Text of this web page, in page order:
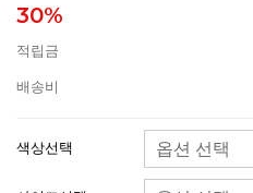
30%
적립금
배송비
색상선택